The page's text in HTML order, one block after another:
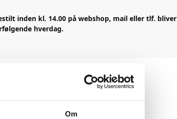
Om
inden kl. 14.00 på webshop, mail eller tlf. bliver
hverdag.